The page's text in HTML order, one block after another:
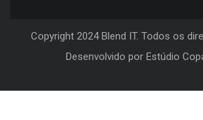
Copyright 2024 Blend IT. Todos os
Desenvolvido por Estúdio